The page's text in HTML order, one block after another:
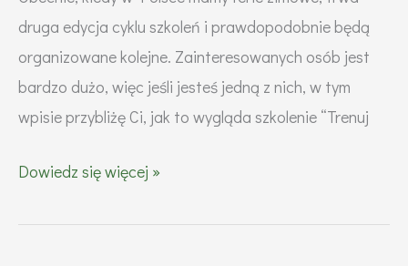
druga edycja cyklu szkoleń i prawdopodobnie będą
organizowane kolejne. Zainteresowanych osób jest
bardzo dużo, więc jeśli jesteś jedną z nich, w tym
wpisie przybliżę Ci, jak to wygląda szkolenie “Trenuj
Szkolenie
z
Dowiedz się więcej »